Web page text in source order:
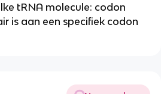
tRNA molecule: codon
is aan een specifiek codon